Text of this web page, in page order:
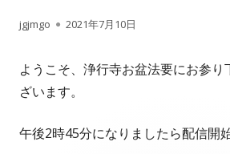
作
者
jgjmgo
公
日
2021年7月10日
ようこそ、浄行寺お盆法要にお参
ざいます。
午後2時45分になりましたら配信開